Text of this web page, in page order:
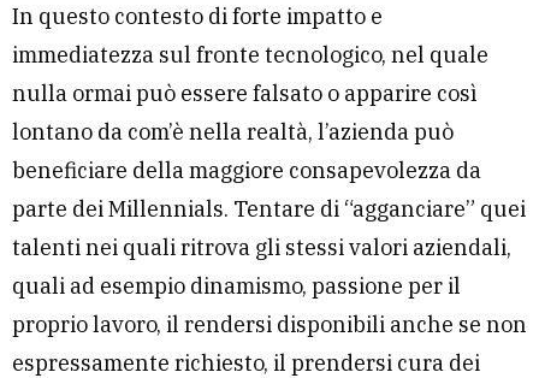
In questo contesto di forte impatto e
immediatezza sul fronte tecnologico, nel quale
nulla ormai può essere falsato o apparire così
lontano da com’è nella realtà, l’azienda può
beneficiare della maggiore consapevolezza da
parte dei Millennials. Tentare di “agganciare” quei
talenti nei quali ritrova gli stessi valori aziendali,
quali ad esempio dinamismo, passione per il
proprio lavoro, il rendersi disponibili anche se non
espressamente richiesto, il prendersi cura dei